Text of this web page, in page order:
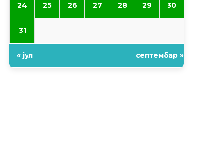
24 25 26 27 28 29 30
31
« јул септембар »